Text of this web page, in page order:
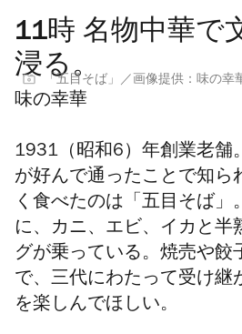
11時 名物中華で
浸る。
「五目そば」／画像提供：味の幸
味の幸華
1931（昭和6）年創業老舗
が好んで通ったことで知ら
く食べたのは「五目そば」
に、カニ、エビ、イカと半
グが乗っている。焼売や餃
で、三代にわたって受け継
を楽しんでほしい。